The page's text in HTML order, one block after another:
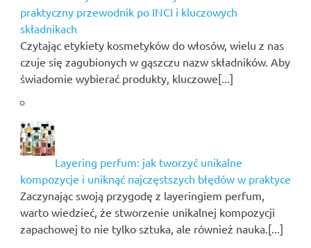
praktyczny przewodnik po INCI i kluczowych
składnikach
Czytając etykiety kosmetyków do włosów, wielu z nas
czuje się zagubionych w gąszczu nazw składników. Aby
świadomie wybierać produkty, kluczowe[...]
Layering perfum: jak tworzyć unikalne
kompozycje i uniknąć najczęstszych błędów w praktyce
Zaczynając swoją przygodę z layeringiem perfum,
warto wiedzieć, że stworzenie unikalnej kompozycji
zapachowej to nie tylko sztuka, ale również nauka.[...]